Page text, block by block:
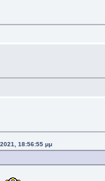
18:56:55 μμ